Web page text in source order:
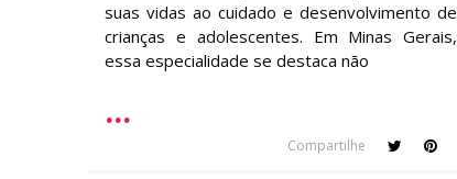
suas vidas ao cuidado e desenvolvimento de
crianças e adolescentes. Em Minas Gerais,
essa especialidade se destaca não
Compartilhe